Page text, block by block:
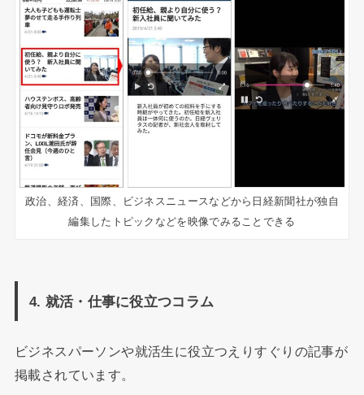
政治、経済、国際、ビジネスニュースなどから日経新聞社が独自
編集したトピックなどを映像でみることできる
4. 就活・仕事に役立つコラム
ビジネスパーソンや就活生に役立つえりすぐりの記事が
掲載されています。